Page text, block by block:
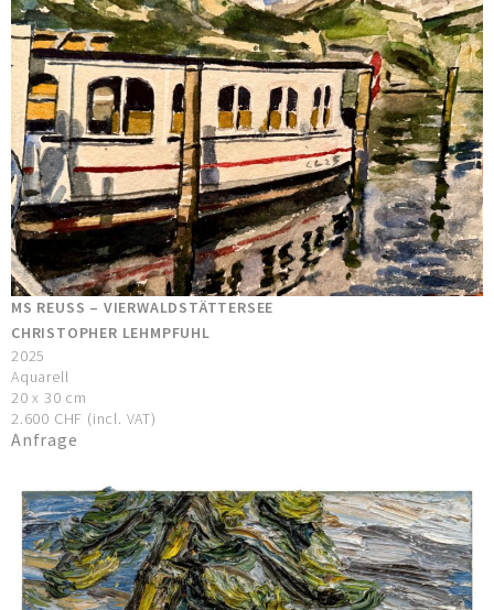
MS REUSS – VIERWALDSTÄTTERSEE
CHRISTOPHER LEHMPFUHL
2025
Aquarell
20 x 30 cm
2.600 CHF (incl. VAT)
Anfrage